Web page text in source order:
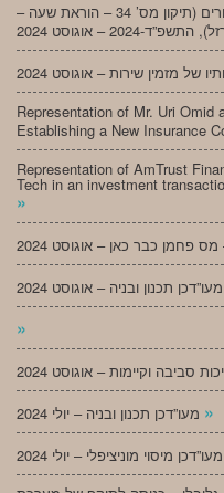
מעו”דכן יחסי עבודה – חוק פיצויי פיטורים (תיקון מס’ 34 – הוראת שעה –
Representation of Mr. Uri
Establishing a New Insurance
Representation of AmTrust
Tech in an investment
»
»
»